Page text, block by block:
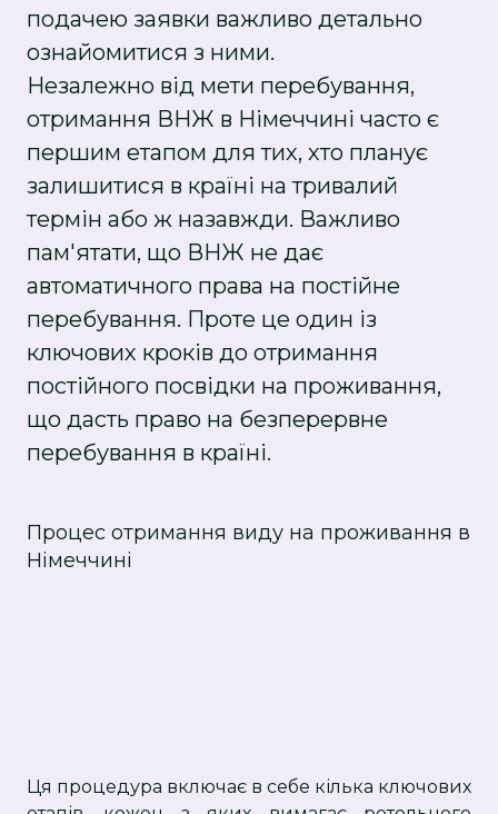
подачею заявки важливо детально
ознайомитися з ними.
Незалежно від мети перебування,
отримання ВНЖ в Німеччині часто є
першим етапом для тих, хто планує
залишитися в країні на тривалий
термін або ж назавжди. Важливо
пам'ятати, що ВНЖ не дає
автоматичного права на постійне
перебування. Проте це один із
ключових кроків до отримання
постійного посвідки на проживання,
що дасть право на безперервне
перебування в країні.
Процес отримання виду на проживання в
Німеччині
Ця процедура включає в себе кілька ключових